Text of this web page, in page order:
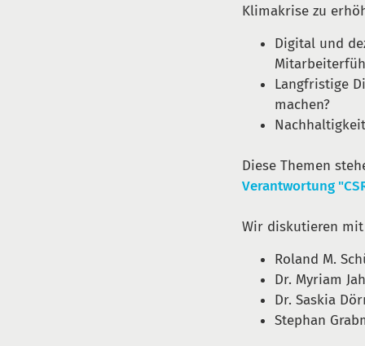
Klimakrise zu
Digital und
Langfristige
machen?
Diese Themen
Verantwortung
Wir diskutieren mit
Roland M.
Dr. Myriam
Dr. Saskia
Stephan